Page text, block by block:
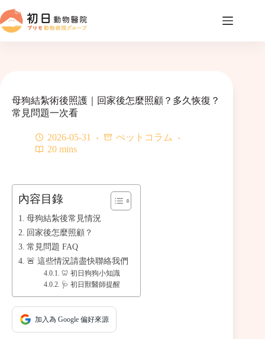
ン
テ
母狗結紮術後照護｜回家後怎麼照顧？多久恢復？
常見問題一次看
2026-05-31
ぺットコラム
20 mins
內容目錄
母狗結紮後常見情況
回家後怎麼照顧？
常見問題 FAQ
🚨 這些情況請盡快聯絡我們
🦷 初日狗狗小知識
🩺 初日獸醫師提醒
加入為 Google 偏好來源